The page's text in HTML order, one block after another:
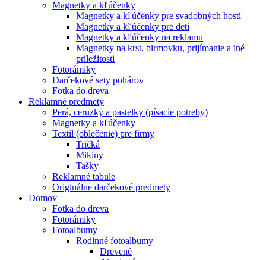
Magnetky a kľúčenky
Magnetky a kľúčenky pre svadobných hostí
Magnetky a kľúčenky pre deti
Magnetky a kľúčenky na reklamu
Magnetky na krst, birmovku, prijímanie a iné
príležitosti
Fotorámiky
Darčekové sety pohárov
Fotka do dreva
Reklamné predmety
Perá, ceruzky a pastelky (písacie potreby)
Magnetky a kľúčenky
Textil (oblečenie) pre firmy
Tričká
Mikiny
Tašky
Reklamné tabule
Originálne darčekové predmety
Domov
Fotka do dreva
Fotorámiky
Fotoalbumy
Rodinné fotoalbumy
Drevené